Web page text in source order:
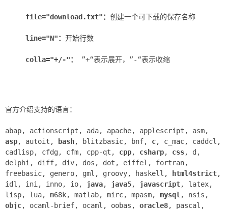
file="download.txt"： 创建一个可下载的保存名称
line="N"： 开始行数
colla="+/-"： ”+“表示展开，”-“表示收缩
官方介绍支持的语言：
abap, actionscript, ada, apache, applescript, asm,
asp, autoit, bash, blitzbasic, bnf, c, c_mac, caddcl,
cadlisp, cfdg, cfm, cpp-qt, cpp, csharp, css, d,
delphi, diff, div, dos, dot, eiffel, fortran,
freebasic, genero, gml, groovy, haskell,
html4strict,
idl, ini, inno, io, java, java5, javascript, latex,
lisp, lua, m68k, matlab, mirc, mpasm, mysql , nsis,
objc, ocaml-brief, ocaml, oobas, oracle8, pascal,